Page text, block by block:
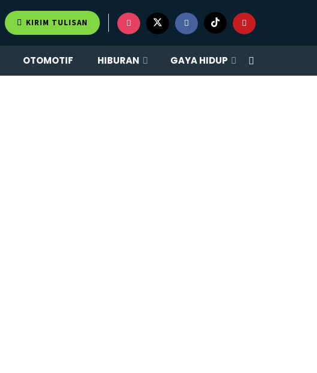
KIRIM TULISAN
OTOMOTIF HIBURAN GAYA HIDUP